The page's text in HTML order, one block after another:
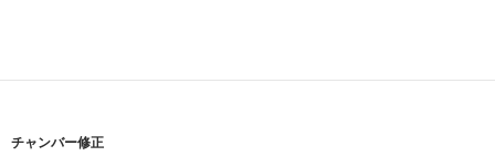
チャンバー修正